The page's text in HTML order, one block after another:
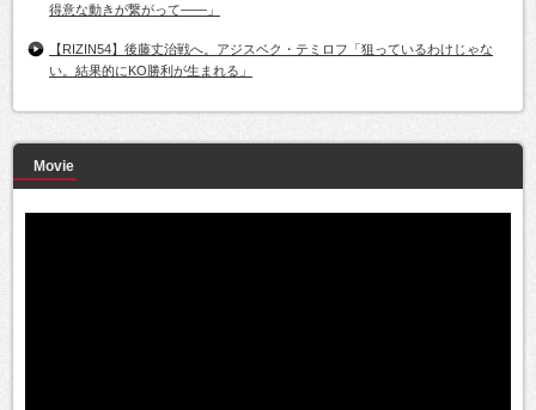
得意な動きが繋がって――」
【RIZIN54】後藤丈治戦へ。アジスベク・テミロフ「狙っているわけじゃな
い。結果的にKO勝利が生まれる」
Movie